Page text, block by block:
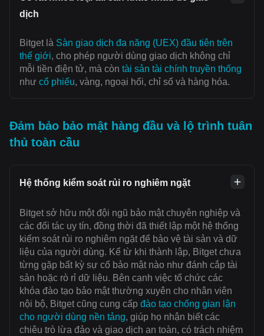
dịch
Bitget là Sàn giao dịch đa năng (UEX) đầu tiên trên
thế giới, cho phép người dùng giao dịch không chỉ
mỗi tiền điện tử, mà còn tài sản tài chính truyền thống
như cổ phiếu, vàng, ngoại hối, chỉ số và hàng hóa.
Đảm bảo bảo mật hàng đầu và lộ trình tuân
thủ toàn cầu
Hệ thống kiểm soát rủi ro nghiêm ngặt
Bitget sở hữu một đội ngũ bảo mật chuyên nghiệp và
các đối tác uy tín, đồng thời đã thiết lập một hệ thống
kiểm soát rủi ro nghiêm ngặt để bảo vệ tài sản và dữ
liệu của người dùng. Kể từ khi thành lập, Bitget chưa
từng gặp bất kỳ sự cố bảo mật nào như đánh cắp tài
sản hoặc rò rỉ dữ liệu. Bên cạnh việc tổ chức các
khóa đào tạo bảo mật thường xuyên cho nhân viên
nội bộ, Bitget cũng cung cấp đào tạo chống gian lận
cho người dùng nền tảng, giúp họ nhận biết các
chiêu trò lừa đảo và giao dịch an toàn, có trách nhiệm